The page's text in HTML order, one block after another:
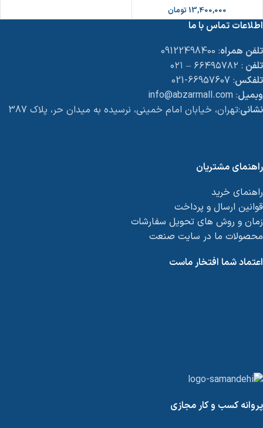
13,400,000 تومان
اطلاعات تماس با ما
تلفن همراه: 09122498400
تلفن : ۶۶۴۹۵۷۸۲ – ۰۲۱
تلفکس: 66957607-021
وبمیل: info@abzarmall.com
نشانی:تهران، خیابان امام خمینی، نرسیده به میدان حر، پلاک 387
راهنمای مشتریان
راهنمای خرید
قوانین ارسال و پرداخت
زمان و روش های تحویل سفارشات
محصولات ما در سایت صنعت
اعتماد شما افتخار ماست
پروانه کسب و کار مجازی